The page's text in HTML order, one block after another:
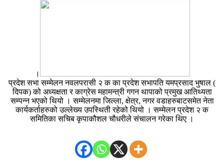
।
प्रदेश सभा सम्मेलन नवलपरासी २ क का प्रदेश सभापति यमप्रसाद भुषाल (
दिपक) को अध्यक्षता र काग्रेस महामन्त्री गगन थापाको प्रमुख आतिथ्यता
सम्पन्न भएको थियो । सम्मेलनमा जिल्ला, क्षेत्र, नगर वडाहरुबाटसमेत नेता
कार्यकर्ताहरुको उल्लेख्य उपस्थिती रहेको थियो । सम्मेलन प्रदेश २ क
समितिका सचिब कृपाकौशल चौधरीले संचालन गरेका थिए ।